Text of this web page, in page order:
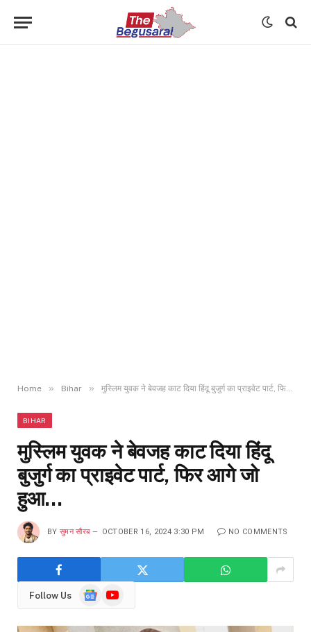
Home » Bihar » मुस्लिम युवक ने बेवजह काट दिया हिंदू बुजुर्ग का प्राइवेट पार्ट, फिर आगे जो हुआ…
BIHAR
मुस्लिम युवक ने बेवजह काट दिया हिंदू
बुजुर्ग का प्राइवेट पार्ट, फिर आगे जो
हुआ…
BY सुमन सौरब OCTOBER 16, 2024 3:30 PM NO COMMENTS
Follow Us
GoogleYouTube